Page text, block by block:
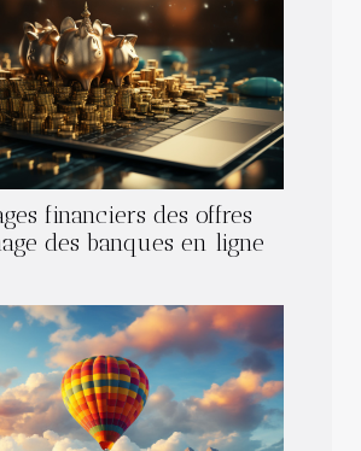
financiers des offres
des banques en ligne